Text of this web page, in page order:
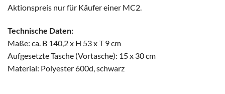
Aktionspreis nur für Käufer einer MC2.
Technische Daten:
Maße: ca. B 140,2 x H 53 x T 9 cm
Aufgesetzte Tasche (Vortasche): 15 x 30 cm
Material: Polyester 600d, schwarz